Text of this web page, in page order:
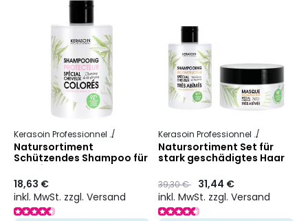
Kerasoin Professionnel Farbschutz
Natursortiment
Schützendes Shampoo für
coloriertes Haar
18,63 €
inkl. MwSt. zzgl. Versand
Kerasoin Professionnel
Natursortiment Set für
stark geschädigtes Haar
Preis
39,30 €to 31,44 €
inkl. MwSt. zzgl. Versand